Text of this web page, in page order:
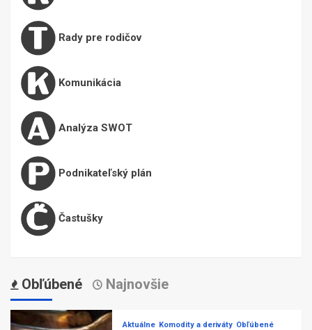
Rady pre rodičov
Komunikácia
Analýza SWOT
Podnikateľský plán
Častušky
Obľúbené Najnovšie
Aktuálne Komodity a deriváty Obľúbené